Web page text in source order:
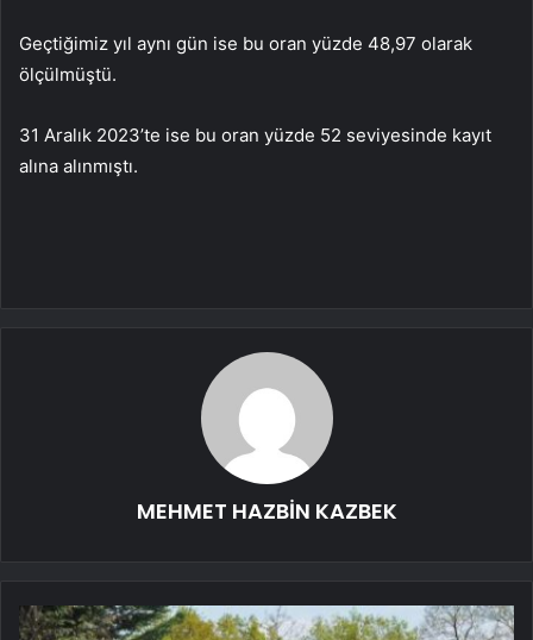
Geçtiğimiz yıl aynı gün ise bu oran yüzde 48,97 olarak
ölçülmüştü.
31 Aralık 2023’te ise bu oran yüzde 52 seviyesinde kayıt
alına alınmıştı.
MEHMET HAZBİN KAZBEK